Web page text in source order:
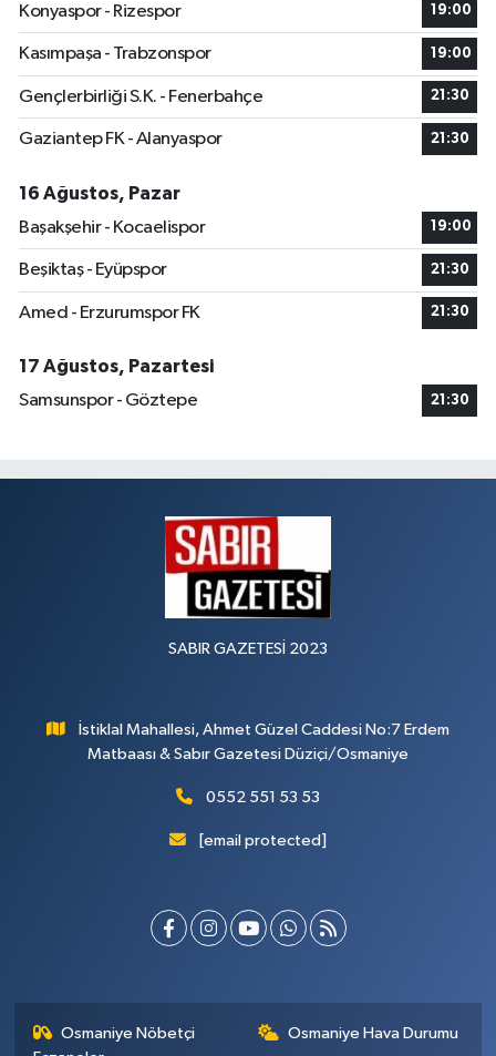
Konyaspor - Rizespor
19:00
Kasımpaşa - Trabzonspor 19:00
Gençlerbirliği S.K. - Fenerbahçe 21:30
Gaziantep FK - Alanyaspor 21:30
16 Ağustos, Pazar
Başakşehir - Kocaelispor
19:00
Beşiktaş - Eyüpspor 21:30
Amed - Erzurumspor FK 21:30
17 Ağustos, Pazartesi
Samsunspor - Göztepe
21:30
SABIR GAZETESİ 2023
İstiklal Mahallesi, Ahmet Güzel Caddesi No:7 Erdem
Matbaası & Sabır Gazetesi Düziçi/Osmaniye
0552 551 53 53
[email protected]
Osmaniye Nöbetçi
Osmaniye Hava Durumu